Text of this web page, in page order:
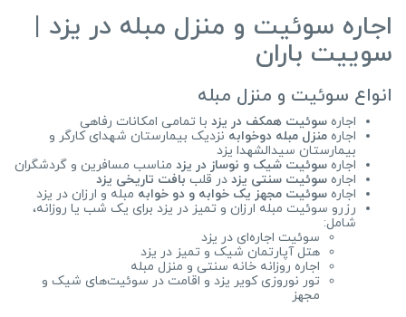
اجاره سوئیت و منزل مبله در یزد |
سوییت باران
انواع سوئیت و منزل مبله
اجاره سوئیت همکف در یزد با تمامی امکانات رفاهی
اجاره منزل مبله دوخوابه نزدیک بیمارستان شهدای کارگر و
بیمارستان سیدالشهدا یزد
اجاره سوئیت شیک و نوساز در یزد مناسب مسافرین و گردشگران
اجاره سوئیت سنتی یزد در قلب بافت تاریخی یزد
اجاره سوئیت مجهز یک خوابه و دو خوابه مبله و ارزان در یزد
رزرو سوئیت مبله ارزان و تمیز در یزد برای یک شب یا روزانه،
شامل:
سوئیت اجاره‌ای در یزد
هتل آپارتمان شیک و تمیز در یزد
اجاره روزانه خانه سنتی و منزل مبله
تور نوروزی کویر یزد و اقامت در سوئیت‌های شیک و
مجهز